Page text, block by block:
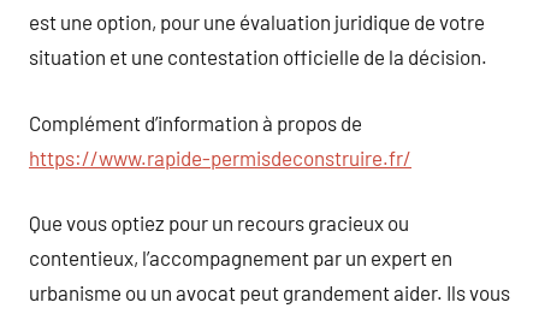
est une option, pour une évaluation juridique de votre
situation et une contestation officielle de la décision.
Complément d’information à propos de
https://www.rapide-permisdeconstruire.fr/
Que vous optiez pour un recours gracieux ou
contentieux, l’accompagnement par un expert en
urbanisme ou un avocat peut grandement aider. Ils vous